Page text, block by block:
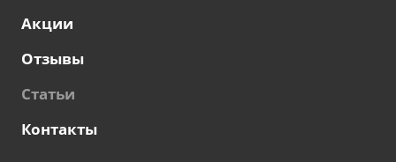
Акции
Отзывы
Статьи
Контакты